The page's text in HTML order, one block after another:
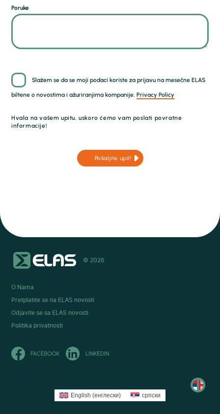
Poruke
Slažem se da se moji podaci koriste za prijavu na mesečne ELAS
biltene o novostima i ažuriranjima kompanije. Privacy Policy
Hvala na vašem upitu, uskoro ćemo vam poslati povratne
informacije!
Pošaljite upit!
© 2026
O Nama
Pretplatite se na ELAS novosti
Odjavite se sa ELAS novosti
Politika privatnosti
English (енглески) српски